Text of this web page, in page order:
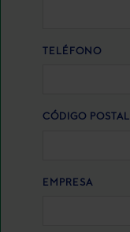
TELÉFONO
CÓDIGO POSTAL
EMPRESA